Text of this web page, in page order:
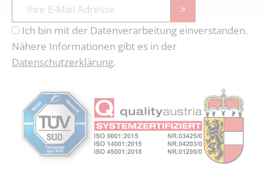
>
Ich bin mit der Datenverarbeitung einverstanden.
Nähere Informationen gibt es in der
Datenschutzerklärung.